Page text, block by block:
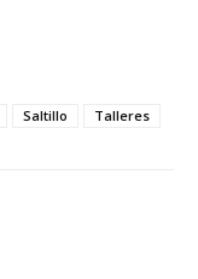
Saltillo Talleres